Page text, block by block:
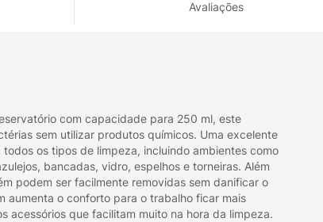
Avaliações
com capacidade para 250 ml, este
sem utilizar produtos químicos. Uma excelente
os tipos de limpeza, incluindo ambientes como
bancadas, vidro, espelhos e torneiras. Além
podem ser facilmente removidas sem danificar o
aumenta o conforto para o trabalho ficar mais
acessórios que facilitam muito na hora da limpeza.